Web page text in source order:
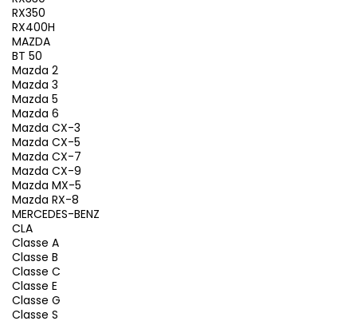
RX350
RX400H
MAZDA
BT 50
Mazda 2
Mazda 3
Mazda 5
Mazda 6
Mazda CX-3
Mazda CX-5
Mazda CX-7
Mazda CX-9
Mazda MX-5
Mazda RX-8
MERCEDES-BENZ
CLA
Classe A
Classe B
Classe C
Classe E
Classe G
Classe S